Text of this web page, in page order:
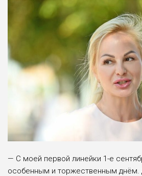
— С моей первой линейки 1-е
особенным и торжественным днём.